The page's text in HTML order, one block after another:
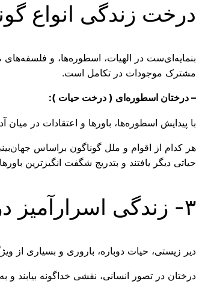
درخت زندگی انواع
بنمایه‌ای‌ست در الهیات، اسطوره‌ها، و فلسفه‌های
مشترک موجودات در تکامل است.
– درختان ‌اسطوره‌ای‌ ( درخت حیات ):
با پیدایش اسطوره‌ها، باورها و اعتقادات در
هر کدام از اقوام و ملل گوناگون براساس
حیاتی دیگر یافتند و بتدریج شگفت انگیزترین
۳- زندگی اسرارآمیز درختان عظیم،
دیر زیستی، حیات دوباره، باروری و بسیاری از
درختان در تصور انسانی، نقشی خداگونه بیابند